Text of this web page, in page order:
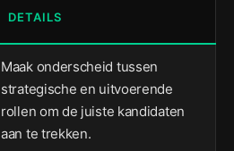
DETAILS
Maak onderscheid tussen
strategische en uitvoerende
rollen om de juiste kandidaten
aan te trekken.